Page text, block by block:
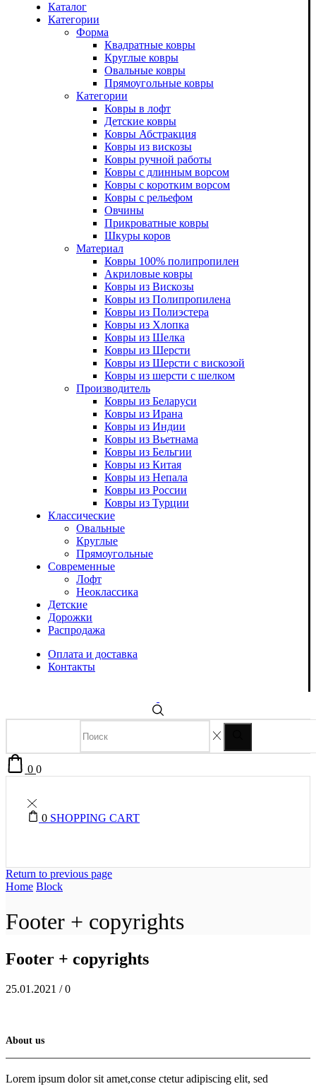
Каталог
Категории
Форма
Квадратные ковры
Круглые ковры
Овальные ковры
Прямоугольные ковры
Категории
Ковры в лофт
Детские ковры
Ковры Абстракция
Ковры из вискозы
Ковры ручной работы
Ковры с длинным ворсом
Ковры с коротким ворсом
Ковры с рельефом
Овчины
Прикроватные ковры
Шкуры коров
Материал
Ковры 100% полипропилен
Акриловые ковры
Ковры из Вискозы
Ковры из Полипропилена
Ковры из Полиэстера
Ковры из Хлопка
Ковры из Шелка
Ковры из Шерсти
Ковры из Шерсти с вискозой
Ковры из шерсти с шелком
Производитель
Ковры из Беларуси
Ковры из Ирана
Ковры из Индии
Ковры из Вьетнама
Ковры из Бельгии
Ковры из Китая
Ковры из Непала
Ковры из России
Ковры из Турции
Классические
Овальные
Круглые
Прямоугольные
Современные
Лофт
Неоклассика
Детские
Дорожки
Распродажа
Оплата и доставка
Контакты
00
0 SHOPPING CART
Return to previous page
Home Block
Footer + copyrights
Footer + copyrights
25.01.2021 / 0
About us
Lorem ipsum dolor sit amet,conse ctetur adipiscing elit, sed